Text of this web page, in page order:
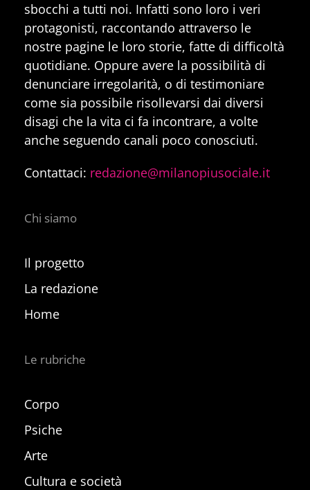
sbocchi a tutti noi. Infatti sono loro i veri
protagonisti, raccontando attraverso le
nostre pagine le loro storie, fatte di difficoltà
quotidiane. Oppure avere la possibilità di
denunciare irregolarità, o di testimoniare
come sia possibile risollevarsi dai diversi
disagi che la vita ci fa incontrare, a volte
anche seguendo canali poco conosciuti.
Contattaci: redazione@milanopiusociale.it
Chi siamo
Il progetto
La redazione
Home
Le rubriche
Corpo
Psiche
Arte
Cultura e società